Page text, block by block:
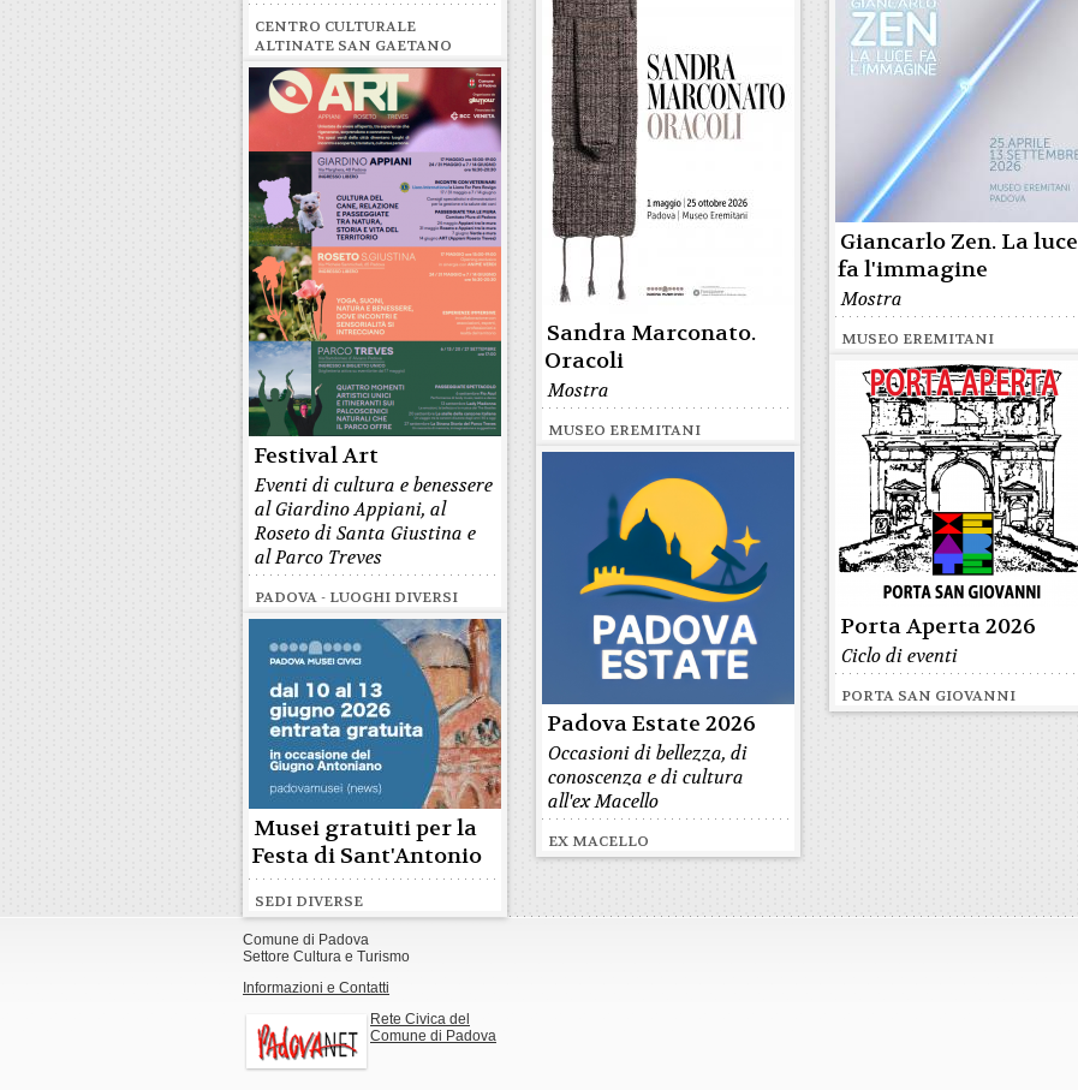
CENTRO CULTURALE
ALTINATE SAN GAETANO
Giancarlo Zen. La luce
fa l'immagine
Mostra
MUSEO EREMITANI
Sandra Marconato.
Oracoli
Mostra
MUSEO EREMITANI
Festival Art
Eventi di cultura e benessere
al Giardino Appiani, al
Roseto di Santa Giustina e
al Parco Treves
PADOVA - LUOGHI DIVERSI
Porta Aperta 2026
Ciclo di eventi
PORTA SAN GIOVANNI
Padova Estate 2026
Occasioni di bellezza, di
conoscenza e di cultura
all'ex Macello
EX MACELLO
Musei gratuiti per la
Festa di Sant'Antonio
SEDI DIVERSE
Comune di Padova
Settore Cultura e Turismo
Informazioni e Contatti
Rete Civica del
Comune di Padova